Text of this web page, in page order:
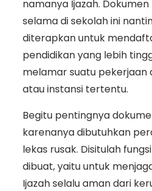
namanya Ijazah.
selama di sekolah ini
diterapkan untuk
pendidikan yang lebih
melamar suatu pekerjaan
atau instansi tertentu.
Begitu pentingnya
karenanya dibutuhkan
lekas rusak. Disitulah
dibuat, yaitu untuk
Ijazah selalu aman dari